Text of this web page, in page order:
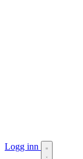
Logg inn